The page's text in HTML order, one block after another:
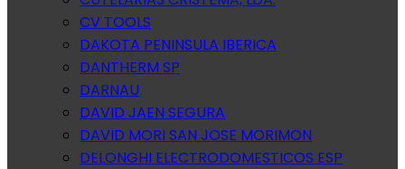
CV TOOLS
DAKOTA PENINSULA IBERICA
DANTHERM SP
DARNAU
DAVID JAEN SEGURA
DAVID MORI SAN JOSE MORIMON
DELONGHI ELECTRODOMESTICOS ESP